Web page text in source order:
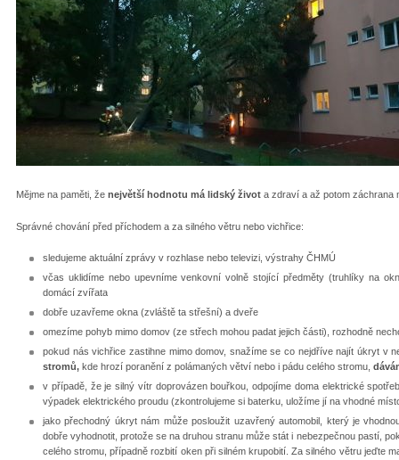
Mějme na paměti, že největší hodnotu má lidský život a zdraví a až potom záchrana
Správné chování před příchodem a za silného větru nebo vichřice:
sledujeme aktuální zprávy v rozhlase nebo televizi, výstrahy ČHMÚ
včas uklidíme nebo upevníme venkovní volně stojící předměty (truhlíky na
domácí zvířata
dobře uzavřeme okna (zvláště ta střešní) a dveře
omezíme pohyb mimo domov (ze střech mohou padat jejich části), rozhodně
pokud nás vichřice zastihne mimo domov, snažíme se co nejdříve najít úkryt v
stromů, kde hrozí poranění z polámaných větví nebo i pádu celého stromu,
v případě, že je silný vítr doprovázen bouřkou, odpojíme doma elektrické
výpadek elektrického proudu (zkontrolujeme si baterku, uložíme jí na vhodné
jako přechodný úkryt nám může posloužit uzavřený automobil, který je
dobře vyhodnotit, protože se na druhou stranu může stát i nebezpečnou pastí,
celého stromu, případně rozbití oken při silném krupobití. Za silného větru jeďte